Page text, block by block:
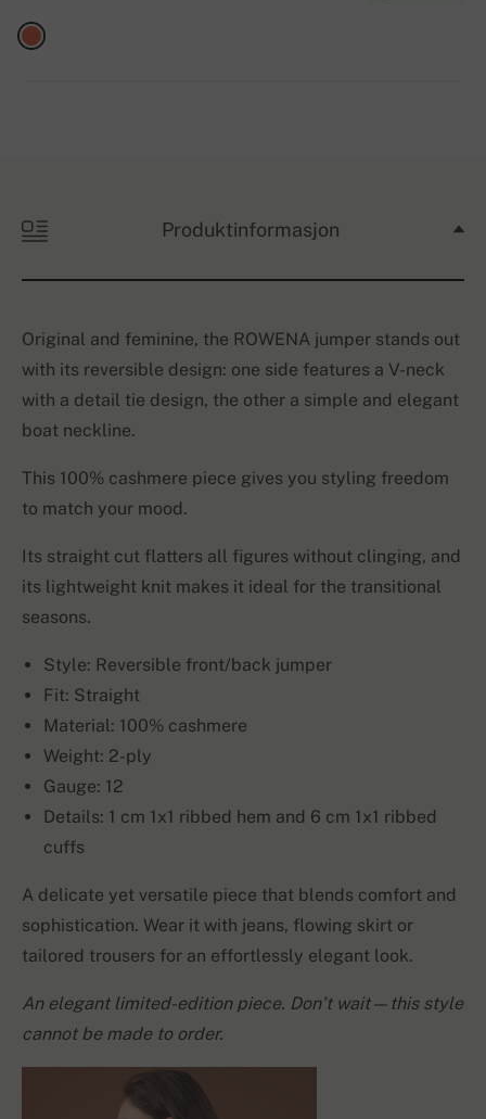
Produktinformasjon
Original and feminine, the ROWENA jumper stands out
with its reversible design: one side features a V-neck
with a detail tie design, the other a simple and elegant
boat neckline.
This 100% cashmere piece gives you styling freedom
to match your mood.
Its straight cut flatters all figures without clinging, and
its lightweight knit makes it ideal for the transitional
seasons.
Style: Reversible front/back jumper
Fit: Straight
Material: 100% cashmere
Weight: 2-ply
Gauge: 12
Details: 1 cm 1x1 ribbed hem and 6 cm 1x1 ribbed
cuffs
A delicate yet versatile piece that blends comfort and
sophistication. Wear it with jeans, flowing skirt or
tailored trousers for an effortlessly elegant look.
An elegant limited-edition piece. Don’t wait—this style
cannot be made to order.